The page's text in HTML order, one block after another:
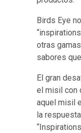
Birds Eye
otras
sabores
El gran
el misil con
aquel misil
la